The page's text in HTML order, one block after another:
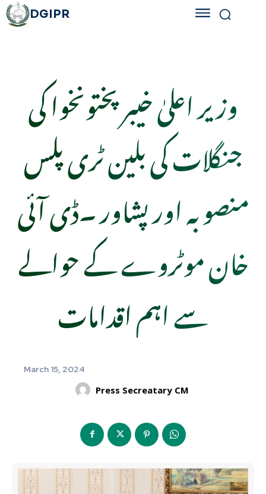
DGIPR
وزیر اعلیٰ خیبر پختونخوا کی
جنگلات کی بلین ٹری پلس
منصوبہ اور پشاور ۔ڈی آئی
خان موٹروے کے حوالے
سے اہم اقدامات
March 15, 2024
Press Secreatary CM